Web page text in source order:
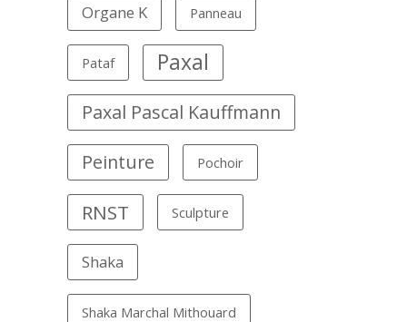
Organe K Panneau
Pataf Paxal
Paxal Pascal Kauffmann
Peinture Pochoir
RNST Sculpture
Shaka
Shaka Marchal Mithouard